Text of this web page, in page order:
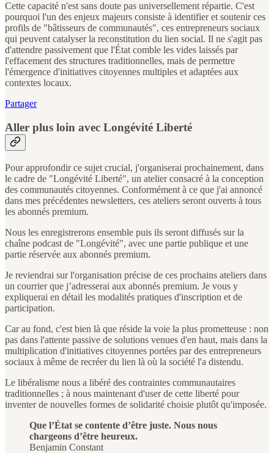
Cette capacité n'est sans doute pas universellement répartie. C'est
pourquoi l'un des enjeux majeurs consiste à identifier et soutenir ces
profils de "bâtisseurs de communautés", ces entrepreneurs sociaux
qui peuvent catalyser la reconstitution du lien social. Il ne s'agit pas
d'attendre passivement que l'État comble les vides laissés par
l'effacement des structures traditionnelles, mais de permettre
l'émergence d'initiatives citoyennes multiples et adaptées aux
contextes locaux.
Partager
Aller plus loin avec Longévité Liberté
Pour approfondir ce sujet crucial, j'organiserai prochainement, dans
le cadre de "Longévité Liberté", un atelier consacré à la conception
des communautés citoyennes. Conformément à ce que j'ai annoncé
dans mes précédentes newsletters, ces ateliers seront ouverts à tous
les abonnés premium.
Nous les enregistrerons ensemble puis ils seront diffusés sur la
chaîne podcast de "Longévité", avec une partie publique et une
partie réservée aux abonnés premium.
Je reviendrai sur l'organisation précise de ces prochains ateliers dans
un courrier que j’adresserai aux abonnés premium. Je vous y
expliquerai en détail les modalités pratiques d'inscription et de
participation.
Car au fond, c'est bien là que réside la voie la plus prometteuse : non
pas dans l'attente passive de solutions venues d'en haut, mais dans la
multiplication d'initiatives citoyennes portées par des entrepreneurs
sociaux à même de recréer du lien là où la société l'a distendu.
Le libéralisme nous a libéré des contraintes communautaires
traditionnelles ; à nous maintenant d'user de cette liberté pour
inventer de nouvelles formes de solidarité choisie plutôt qu'imposée.
Que l’État se contente d’être juste. Nous nous
chargeons d’être heureux.
Benjamin Constant